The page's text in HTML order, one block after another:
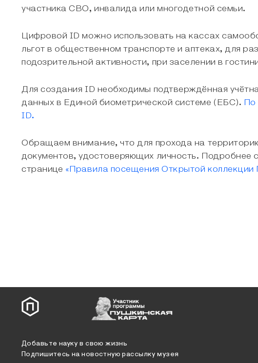
участника СВО, инвалида или многодетной семьи.
Цифровой ID можно использовать на кассах
льгот в общественном транспорте и аптеках, для
подозрительной активности, при заселении в
Для создания ID необходимы подтверждённая
данных в Единой биометрической системе (ЕБС). По
ID.
Обращаем внимание, что для прохода на
документов, удостоверяющих личность.
странице «Правила посещения Открытой коллекции
Добавьте науку в свою жизнь
Подпишитесь на новостную рассылку музея